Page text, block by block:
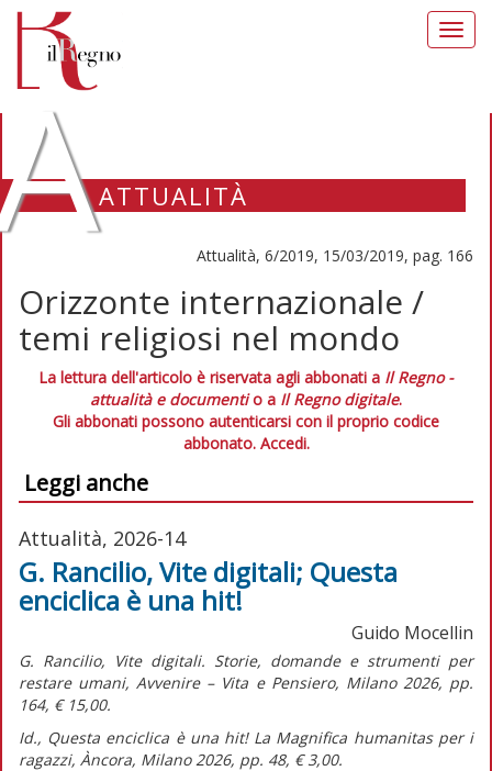
ATTUALITÀ
Attualità, 6/2019, 15/03/2019, pag. 166
Orizzonte internazionale /
temi religiosi nel mondo
La lettura dell'articolo è riservata agli abbonati a Il Regno -
attualità e documentio a Il Regno digitale.
Gli abbonati possono autenticarsi con il proprio codice
abbonato. Accedi.
Leggi anche
Attualità, 2026-14
G. Rancilio, Vite digitali; Questa
enciclica è una hit!
Guido Mocellin
G. Rancilio, Vite digitali. Storie, domande e strumenti per
restare umani, Avvenire – Vita e Pensiero, Milano 2026, pp.
164, € 15,00.
Id., Questa enciclica è una hit! La Magnifica humanitas per i
ragazzi, Àncora, Milano 2026, pp. 48, € 3,00.